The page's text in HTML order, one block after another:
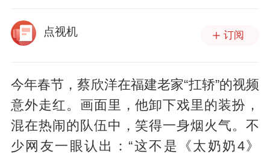
点视机 订阅
今年春节，蔡欣洋在福建老家“扛轿”的视频
意外走红。画面里，他卸下戏里的装扮，
混在热闹的队伍中，笑得一身烟火气。不
少网友一眼认出：“这不是《太奶奶4》